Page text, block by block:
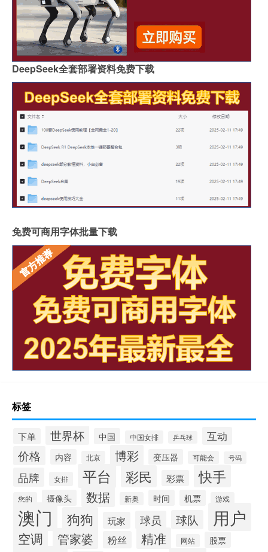
DeepSeek全套部署资料免费下载
免费可商用字体批量下载
标签
下单 世界杯 中国 中国女排 乒乓球 互动
价格 内容 北京 博彩 变压器 可能会 号码
品牌 女排 平台 彩民 彩票 快手
您的 摄像头 数据 新奥 时间 机票 游戏
澳门 狗狗 玩家 球员 球队 用户
空调 管家婆 粉丝 精准 网站 股票